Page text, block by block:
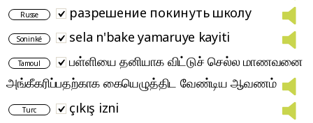
Russe разрешение покинуть школу
Soninké sela n'bake yamaruye kayiti
Tamoul
பள்ளியை தனியாக விட்டுச் செல்ல மாணவனை
அங்கீகரிப்பதற்காக கையெழுத்திட வேண்டிய ஆவணம்
Turc çıkış izni